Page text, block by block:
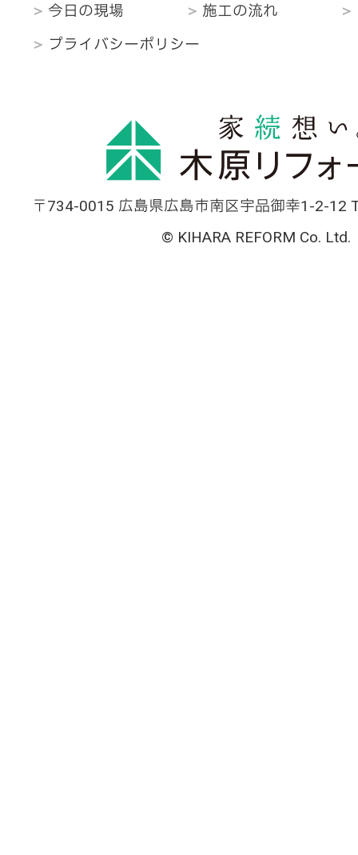
今日の現場 施工の流れ
プライバシーポリシー
〒734-0015 広島県広島市南区宇品御幸1-2-12
© KIHARA REFORM Co. Ltd.